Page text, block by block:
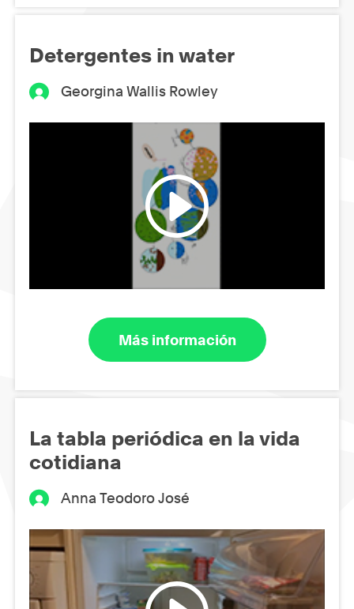
Detergentes in water
Georgina Wallis Rowley
Más información
La tabla periódica en la vida
cotidiana
Anna Teodoro José